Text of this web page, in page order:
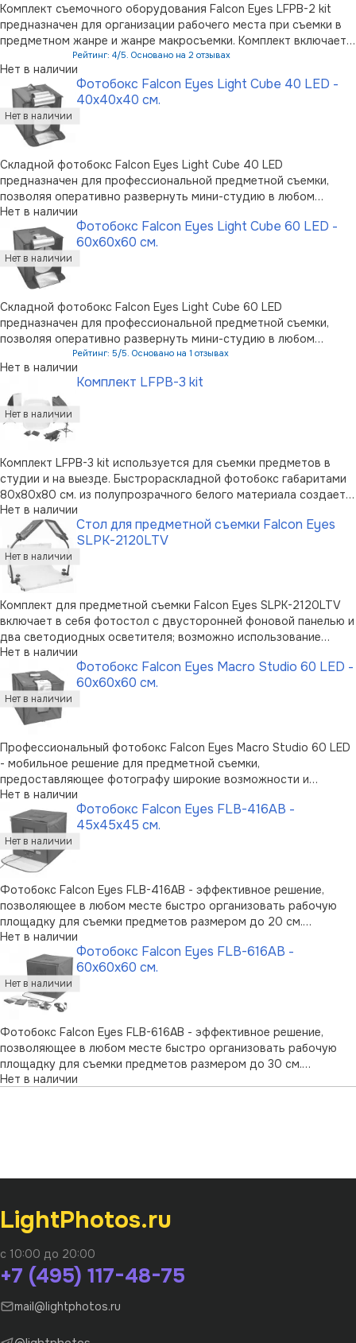
Комплект съемочного оборудования Falcon Eyes LFPB-2 kit
предназначен для организации рабочего места при съемки в
предметном жанре и жанре макросъемки. Комплект включает в
себя мобильный складной фотобокс в виде куба с ребром 60
см и полупрозрачными матовыми стенками. Четыре бархатных
фона (красны …
Рейтинг: 4/5. Основано на 2 отзывах
Нет в наличии
Фотобокс Falcon Eyes Light Cube 40 LED -
40х40х40 см.
Складной фотобокс Falcon Eyes Light Cube 40 LED
предназначен для профессиональной предметной съемки,
позволяя оперативно развернуть мини-студию в любом
удобном месте. В развернутом виде фотобокс имеет размеры
40х40х40 см, в сложенном - представляет собой кейс
толщиной всего 3 см. Встроенные источ …
Нет в наличии
Фотобокс Falcon Eyes Light Cube 60 LED -
60x60x60 см.
Складной фотобокс Falcon Eyes Light Cube 60 LED
предназначен для профессиональной предметной съемки,
позволяя оперативно развернуть мини-студию в любом
удобном месте. В развернутом виде фотобокс имеет размеры
60х60х60 см, в сложенном - представляет собой кейс
толщиной всего 3 см. Встроенные источ …
Рейтинг: 5/5. Основано на 1 отзывах
Нет в наличии
Комплект LFPB-3 kit
Комплект LFPB-3 kit используется для съемки предметов в
студии и на выезде. Быстрораскладной фотобокс габаритами
80х80х80 см. из полупрозрачного белого материала создает
равномерный свет без лишних теней. Складывающиеся
софтбоксы с серебристым покрытием изнутри и
пропускающими свет рассеивателями …
Нет в наличии
Стол для предметной съемки Falcon Eyes
SLPK-2120LTV
Комплект для предметной съемки Falcon Eyes SLPK-2120LTV
включает в себя фотостол с двусторонней фоновой панелью и
два светодиодных осветителя; возможно использование
других источников света. Белая фоновая панель имеет с одной
стороны матовую поверхность для создания бестеневых
эффектов, и глянцеву …
Нет в наличии
Фотобокс Falcon Eyes Macro Studio 60 LED -
60х60х60 см.
Профессиональный фотобокс Falcon Eyes Macro Studio 60 LED
- мобильное решение для предметной съемки,
предоставляющее фотографу широкие возможности и
максимальное удобство работы. Конструктивно фотобокс
выполнен в виде каркаса из алюминиевых трубок и
соединителей размером 60х60х60 см, что обеспечи …
Нет в наличии
Фотобокс Falcon Eyes FLB-416AB -
45х45х45 см.
Фотобокс Falcon Eyes FLB-416AB - эффективное решение,
позволяющее в любом месте быстро организовать рабочую
площадку для съемки предметов размером до 20 см.
Фотобокс представляет собой складную конструкцию,
компактную в сложенном состоянии и имеющую размеры
45х45х45 см в рабочем состоянии. Возмож …
Нет в наличии
Фотобокс Falcon Eyes FLB-616AB -
60х60х60 см.
Фотобокс Falcon Eyes FLB-616AB - эффективное решение,
позволяющее в любом месте быстро организовать рабочую
площадку для съемки предметов размером до 30 см.
Фотобокс представляет собой складную конструкцию,
Нет в наличии
LightPhotos.ru
с 10:00 до 20:00
+7 (495) 117-48-75
mail@lightphotos.ru